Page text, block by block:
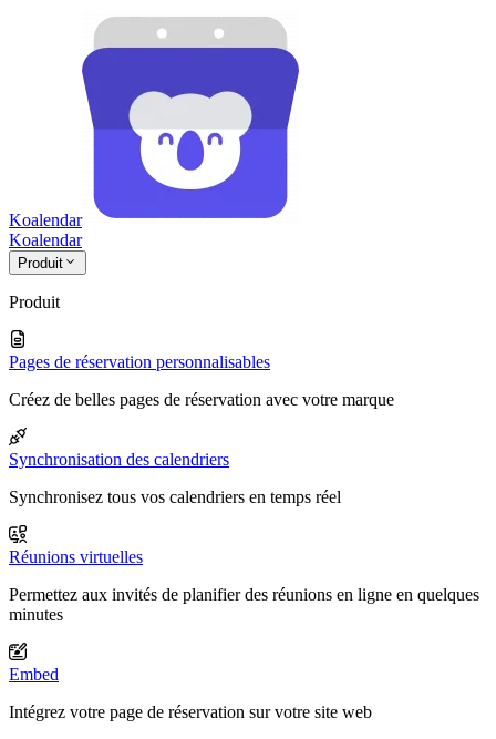
Koalendar
Koalendar
Produit
Produit
Pages de réservation personnalisables
Créez de belles pages de réservation avec votre marque
Synchronisation des calendriers
Synchronisez tous vos calendriers en temps réel
Réunions virtuelles
Permettez aux invités de planifier des réunions en ligne en quelques
minutes
Embed
Intégrez votre page de réservation sur votre site web